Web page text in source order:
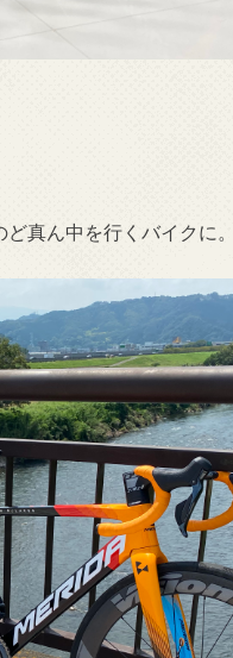
真ん中を行くバイクに。